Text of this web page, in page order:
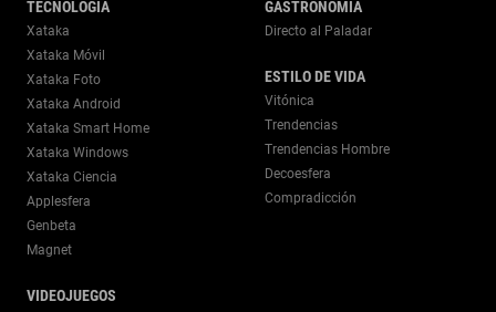
TECNOLOGÍA
Xataka
Xataka Móvil
Xataka Foto
Xataka Android
Xataka Smart Home
Xataka Windows
Xataka Ciencia
Applesfera
Genbeta
Magnet
VIDEOJUEGOS
GASTRONOMÍA
Directo al Paladar
ESTILO DE VIDA
Vitónica
Trendencias
Trendencias Hombre
Decoesfera
Compradicción